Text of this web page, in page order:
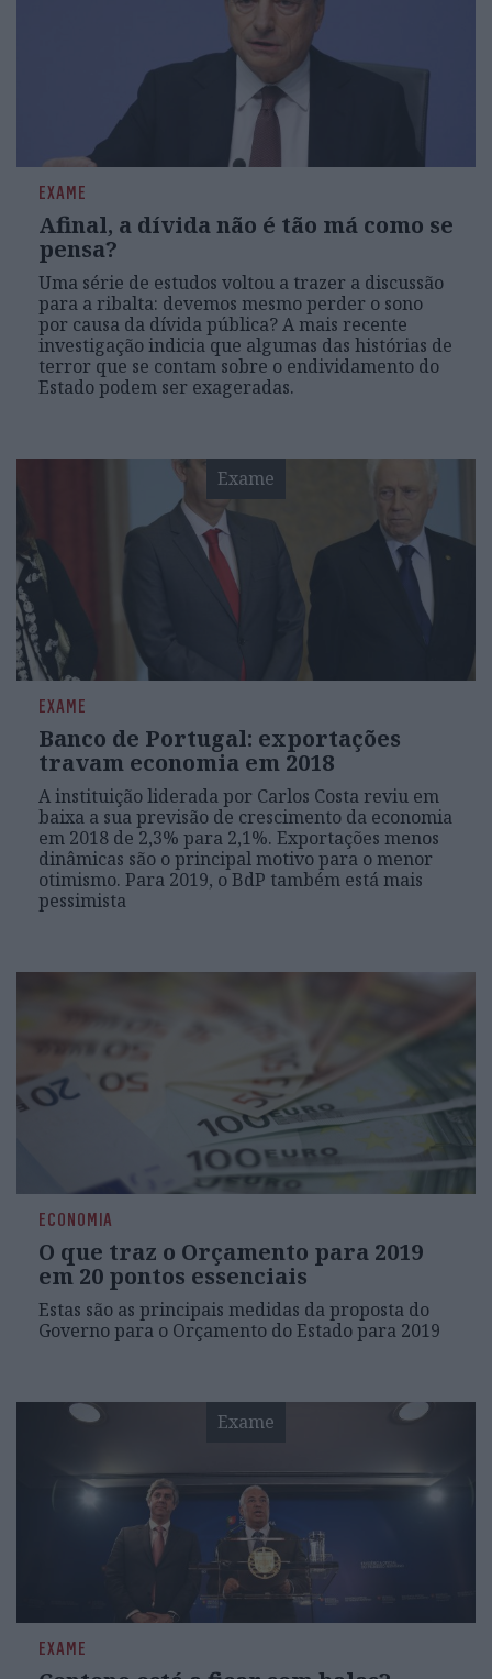
EXAME
Afinal, a dívida não é tão má como se
pensa?
Uma série de estudos voltou a trazer a discussão
para a ribalta: devemos mesmo perder o sono
por causa da dívida pública? A mais recente
investigação indicia que algumas das histórias de
terror que se contam sobre o endividamento do
Estado podem ser exageradas.
Exame
EXAME
Banco de Portugal: exportações
travam economia em 2018
A instituição liderada por Carlos Costa reviu em
baixa a sua previsão de crescimento da economia
em 2018 de 2,3% para 2,1%. Exportações menos
dinâmicas são o principal motivo para o menor
otimismo. Para 2019, o BdP também está mais
pessimista
ECONOMIA
O que traz o Orçamento para 2019
em 20 pontos essenciais
Estas são as principais medidas da proposta do
Governo para o Orçamento do Estado para 2019
Exame
EXAME